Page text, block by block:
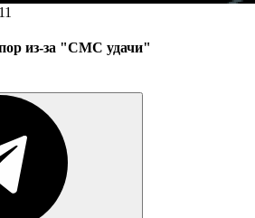
из-за "СМС удачи"